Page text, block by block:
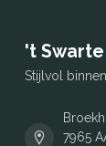
't
Stijlvol
7965